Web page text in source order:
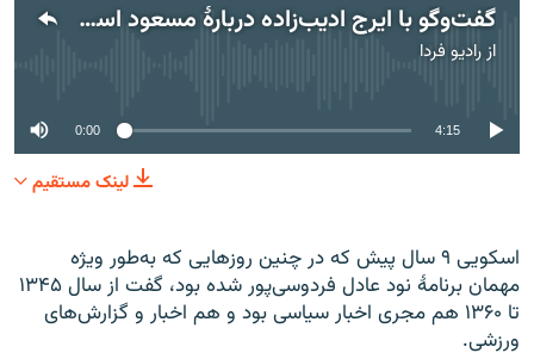
گفت‌وگو با ایرج ادیب‌زاده دربارهٔ مسعود اسکویی
ازرادیو فردا
0:00 4:15
لینک مستقیم
اسکویی ۹ سال پیش که در چنین روزهایی که به‌طور ویژه
مهمان برنامهٔ نود عادل فردوسی‌پور شده بود، گفت از سال ۱۳۴۵
تا ۱۳۶۰ هم مجری اخبار سیاسی بود و هم اخبار و گزارش‌های
ورزشی.